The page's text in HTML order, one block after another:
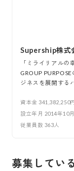
Supership株式
「ミライリアル
GROUP
ジネスを展開する
資本金 341,382,250
設立年月 2014年10月
従業員数 363人
募集してい